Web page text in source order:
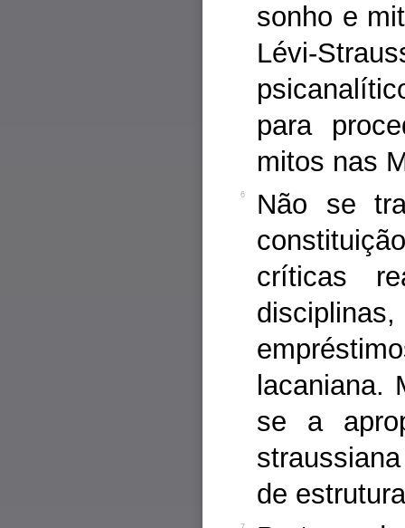
sonho e
Lévi-
para
mitos nas
6
Não se
críticas
lacaniana.
se a
de